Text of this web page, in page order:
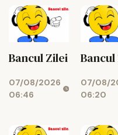
Bancul Zilei
07/08/2026
06:46
07/08/
06:20